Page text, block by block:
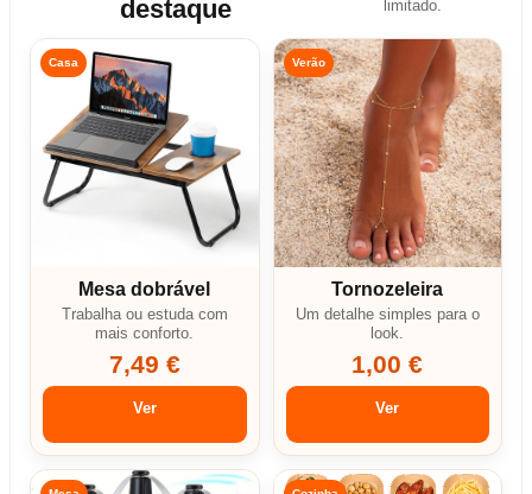
destaque
limitado.
Casa
Mesa dobrável
Trabalha ou estuda com
mais conforto.
7,49 €
Ver
Verão
Tornozeleira
Um detalhe simples para o
look.
1,00 €
Ver